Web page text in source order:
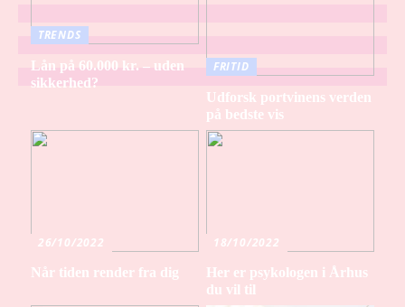
TRENDS
Lån på 60.000 kr. – uden
sikkerhed?
FRITID
Udforsk portvinens verden
på bedste vis
26/10/2022
Når tiden render fra dig
18/10/2022
Her er psykologen i Århus
du vil til